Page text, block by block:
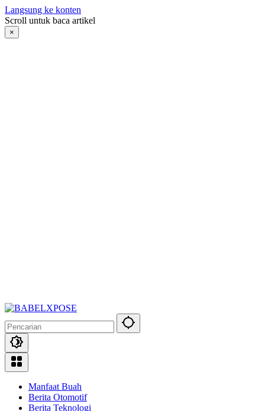
Langsung ke konten
Scroll untuk baca artikel
×
Manfaat Buah
Berita Otomotif
Berita Teknologi